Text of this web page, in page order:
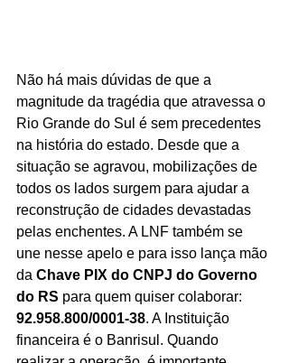
Não há mais dúvidas de que a
magnitude da tragédia que atravessa o
Rio Grande do Sul é sem precedentes
na história do estado. Desde que a
situação se agravou, mobilizações de
todos os lados surgem para ajudar a
reconstrução de cidades devastadas
pelas enchentes. A LNF também se
une nesse apelo e para isso lança mão
da Chave PIX do CNPJ do Governo
do RS para quem quiser colaborar:
92.958.800/0001-38. A Instituição
financeira é o Banrisul. Quando